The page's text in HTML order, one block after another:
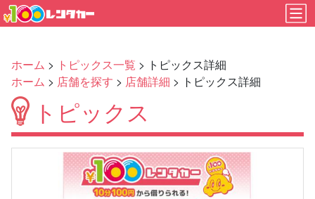
ホーム > トピックス一覧 > トピックス詳細
ホーム > 店舗を探す > 店舗詳細 > トピックス詳細
トピックス